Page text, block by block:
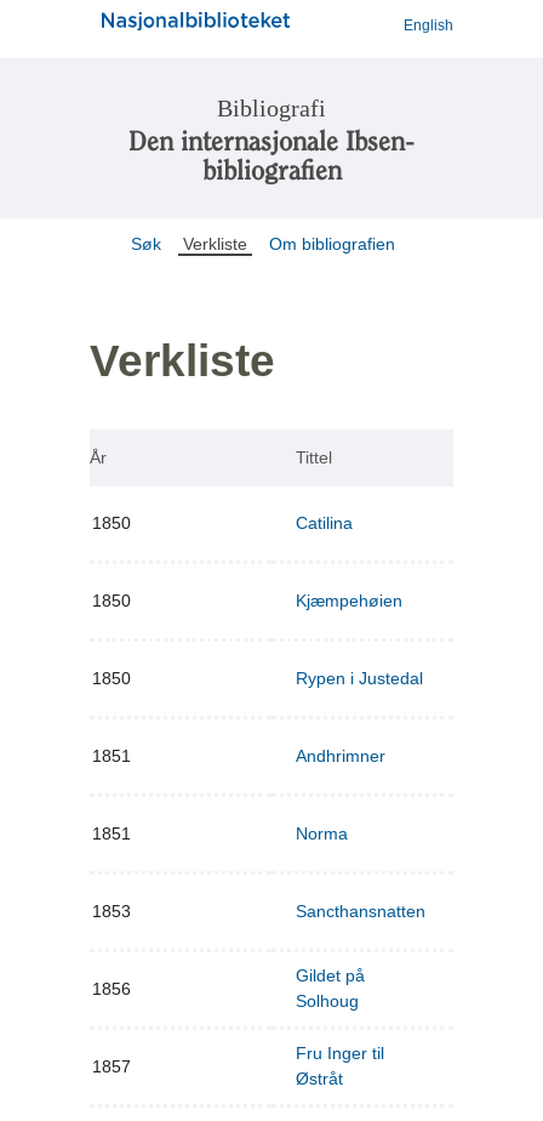
English
Bibliografi
Den internasjonale Ibsen-
bibliografien
Søk Verkliste Om bibliografien
Verkliste
År Tittel
1850 Catilina
1850 Kjæmpehøien
1850 Rypen i Justedal
1851 Andhrimner
1851 Norma
1853 Sancthansnatten
1856
Gildet på
Solhoug
1857
Fru Inger til
Østråt